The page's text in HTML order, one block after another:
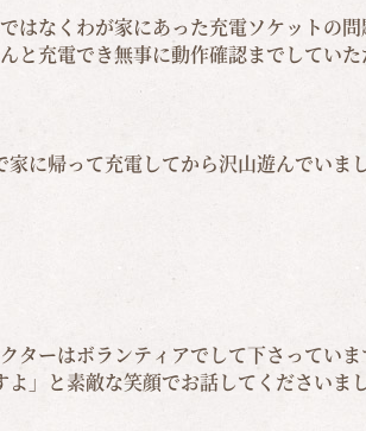
なくわが家にあった充電ソケットの問
と充電でき無事に動作確認までしていた
に帰って充電してから沢山遊んでいまし
ターはボランティアでして下さっていま
よ」と素敵な笑顔でお話してくださいまし